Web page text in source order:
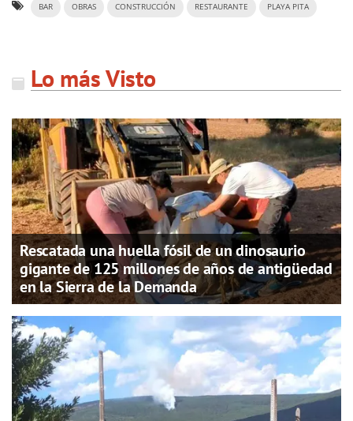
BAR OBRAS CONSTRUCCIÓN RESTAURANTE PLAYA PITA
Lo más Visto
Rescatada una huella fósil de un dinosaurio
gigante de 125 millones de años de antigüedad
en la Sierra de la Demanda